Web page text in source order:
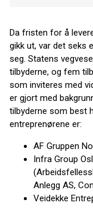
Da fristen for å
gikk ut, var det seks
seg. Statens
tilbyderne, og fem
som inviteres med
er gjort med
tilbyderne som best
entreprenørene er:
AF Gruppen
Infra Group
Anlegg AS,
Veidekke